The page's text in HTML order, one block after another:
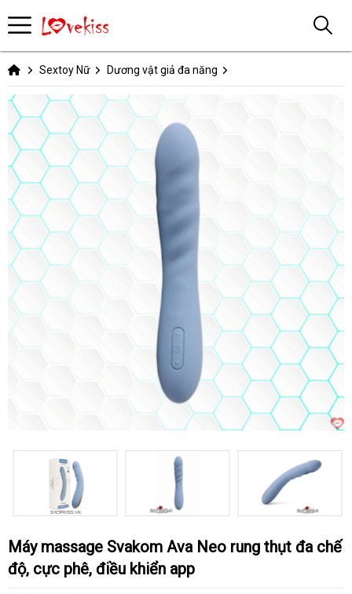
Sextoy Nữ Dương vật giả đa năng
Máy massage Svakom Ava Neo rung thụt đa chế
độ, cực phê, điều khiển app